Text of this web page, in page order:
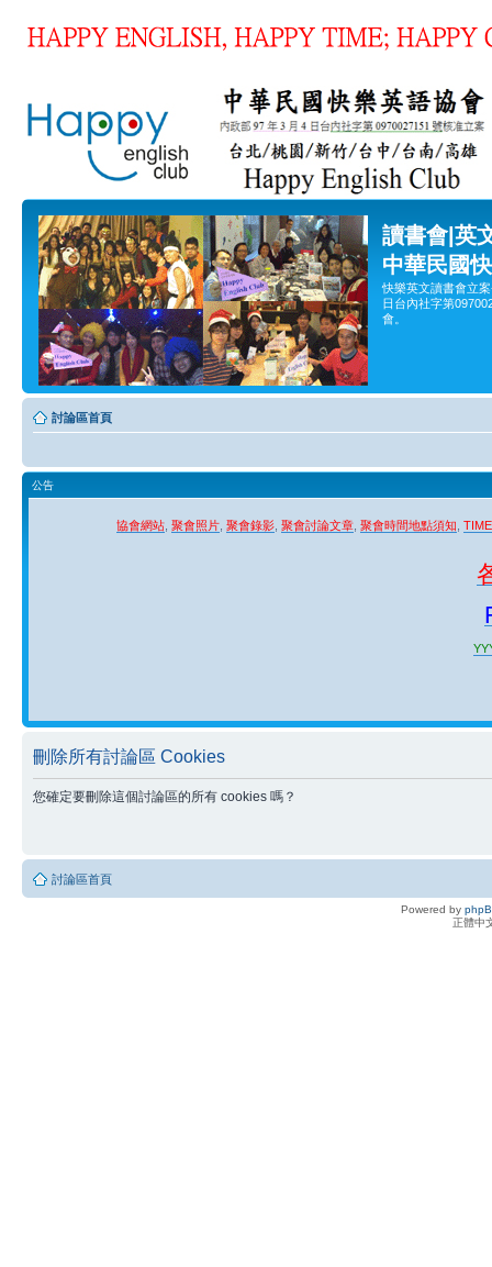
讀書會|英
中華民國
快樂英文讀書會立
日台內社字第
會。
討論區首頁
公告
協會網站 聚會照片 聚會錄影 聚會討論文章 聚會時間地點須知
刪除所有討論區 Cookies
您確定要刪除這個討論區的所有 cookies 嗎？
討論區首頁
Powered by
正體中